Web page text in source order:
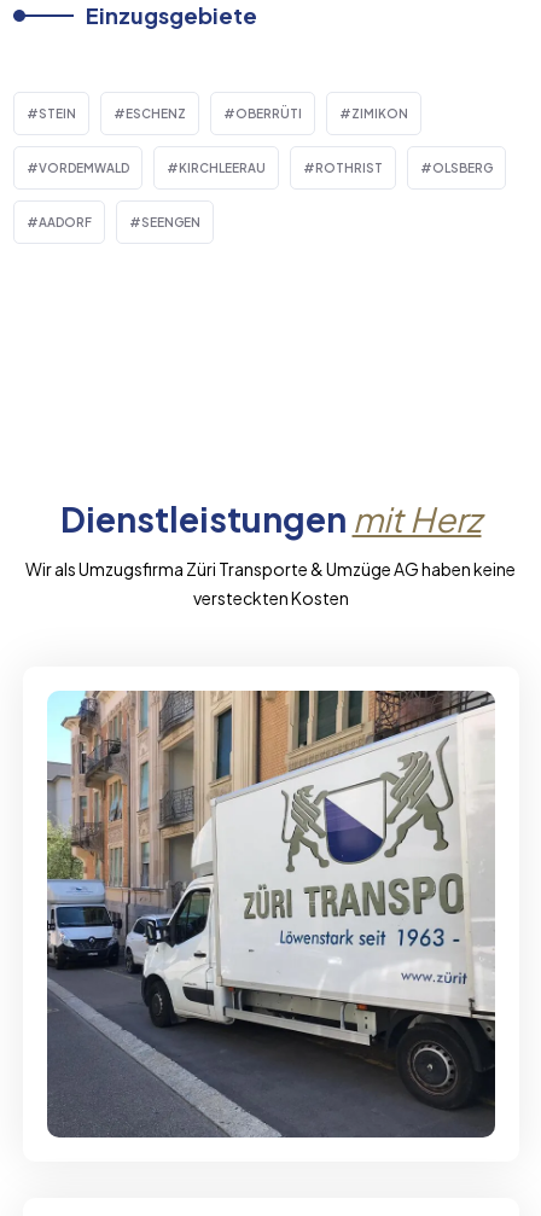
Einzugsgebiete
STEIN ESCHENZ OBERRÜTI ZIMIKON
VORDEMWALD KIRCHLEERAU ROTHRIST OLSBERG
AADORF SEENGEN
Dienstleistungen mit Herz
Wir als Umzugsfirma Züri Transporte & Umzüge AG haben keine
versteckten Kosten
Full-Service - Für Privatumzüge